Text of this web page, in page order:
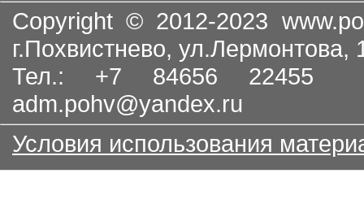
Copyright © 2012-2023
г.Похвистнево, ул.Лермонтова,
Тел.: +7 84656
adm.pohv@yandex.ru
Условия использования